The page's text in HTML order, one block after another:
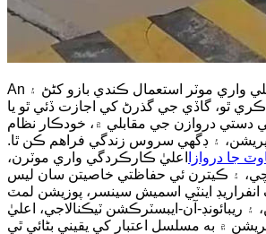
An واري موٽر استعمال ڪندي بازو کڻڻ ۽
ٿو، گاڏي جي گذرڻ کي اجازت ڏئي ٿو يا
دستي دروازن جي مقابلي ۾، خودڪار نظام
آپريشن، ۽ ڊگهي سروس زندگي فراهم ڪن ٿا.
جا دروازا
اعليٰ ڪارڪردگي واري موٽرن،
۽ ڪيترن ئي حفاظتي خاصيتن سان ليس
اينٽي اسميش سينسر، پوزيشن لمٽ
۽ ريبائونڊ-آن-ايبسٽرڪشن ٽيڪنالاجي، اعليٰ